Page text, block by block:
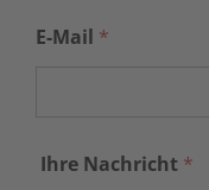
E-Mail *
Ihre Nachricht *